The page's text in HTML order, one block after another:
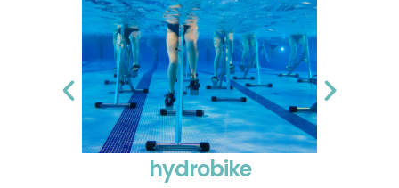
hydrobike